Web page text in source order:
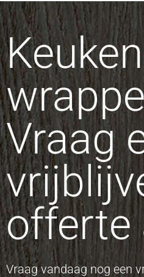
Keuken
Vraag
offerte
Vraag vandaag nog een